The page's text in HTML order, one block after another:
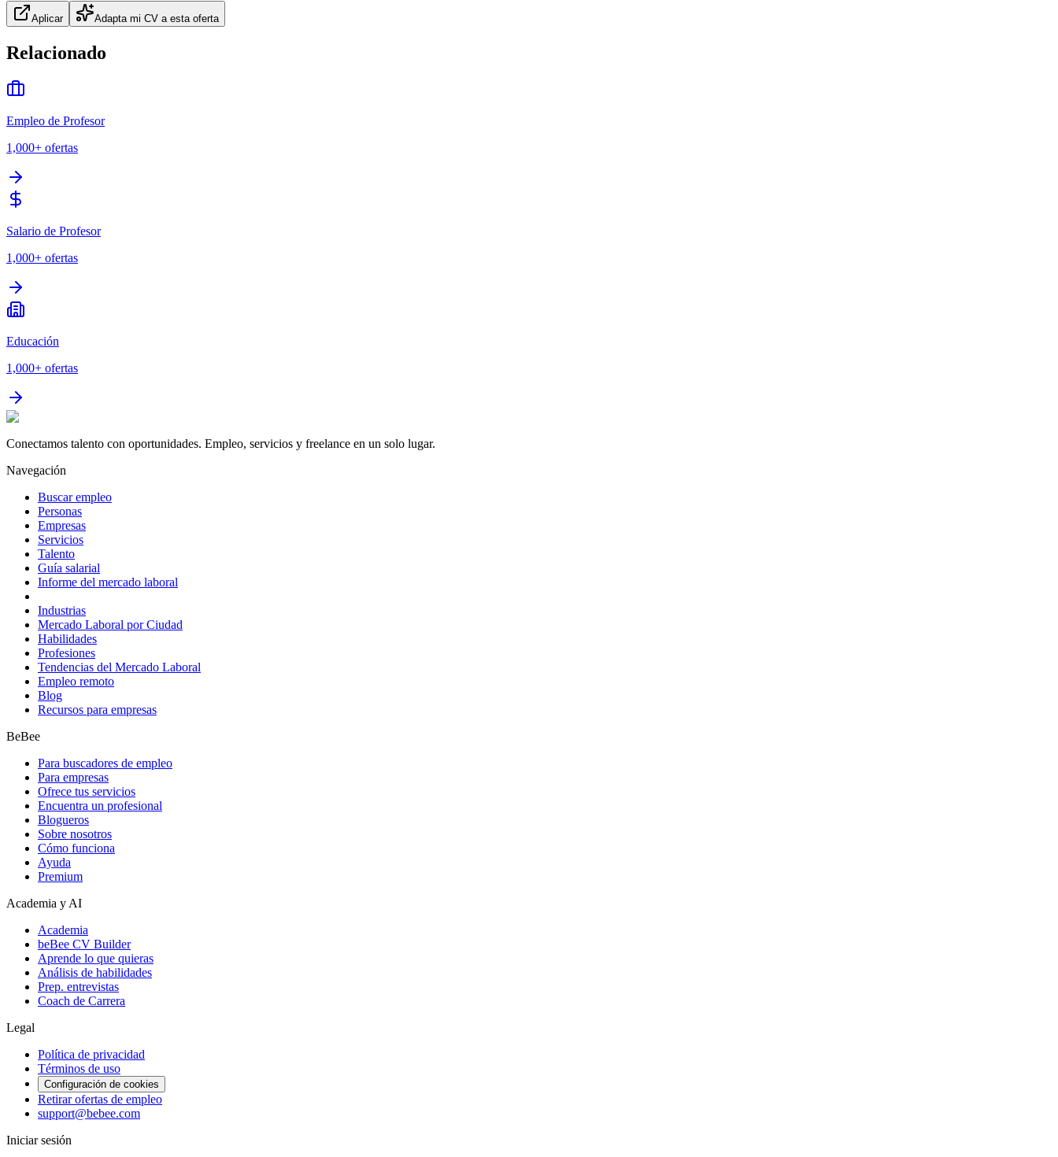
Aplicar Adapta mi CV a esta oferta
Relacionado
Empleo de Profesor
1,000+ ofertas
Salario de Profesor
1,000+ ofertas
Educación
1,000+ ofertas
Conectamos talento con oportunidades. Empleo, servicios y freelance en un solo lugar.
Navegación
Buscar empleo
Personas
Empresas
Servicios
Talento
Guía salarial
Informe del mercado laboral
Industrias
Mercado Laboral por Ciudad
Habilidades
Profesiones
Tendencias del Mercado Laboral
Empleo remoto
Blog
Recursos para empresas
BeBee
Para buscadores de empleo
Para empresas
Ofrece tus servicios
Encuentra un profesional
Blogueros
Sobre nosotros
Cómo funciona
Ayuda
Premium
Academia y AI
Academia
beBee CV Builder
Aprende lo que quieras
Análisis de habilidades
Prep. entrevistas
Coach de Carrera
Legal
Política de privacidad
Términos de uso
Configuración de cookies
Retirar ofertas de empleo
support@bebee.com
Iniciar sesión